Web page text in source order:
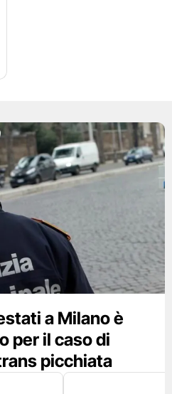
a Milano è
per il caso di
picchiata